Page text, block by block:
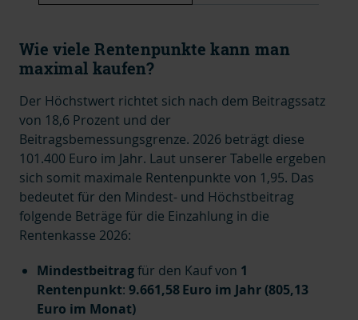
Wie viele Rentenpunkte kann man
maximal kaufen?
Der Höchstwert richtet sich nach dem Beitragssatz
von 18,6 Prozent und der
Beitragsbemessungsgrenze. 2026 beträgt diese
101.400 Euro im Jahr. Laut unserer Tabelle ergeben
sich somit maximale Rentenpunkte von 1,95. Das
bedeutet für den Mindest- und Höchstbeitrag
folgende Beträge für die Einzahlung in die
Rentenkasse 2026:
Mindestbeitragfür den Kauf von 1
Rentenpunkt: 9.661,58 Euro im Jahr (805,13
Euro im Monat)